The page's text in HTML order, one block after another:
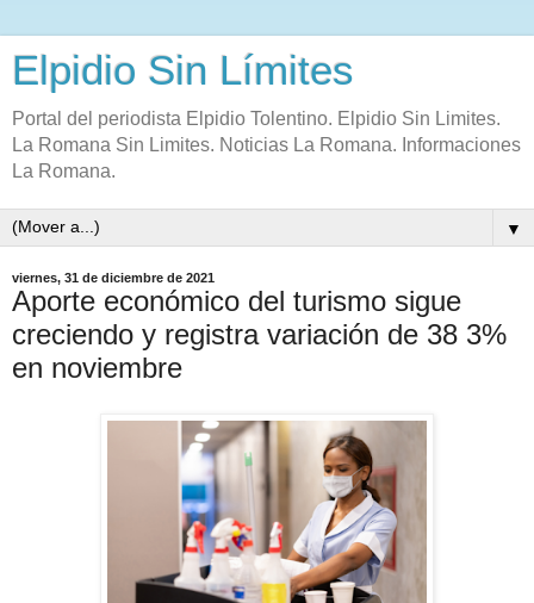
Elpidio Sin Límites
Portal del periodista Elpidio Tolentino. Elpidio Sin Limites.
La Romana Sin Limites. Noticias La Romana. Informaciones
La Romana.
▼
viernes, 31 de diciembre de 2021
Aporte económico del turismo sigue
creciendo y registra variación de 38 3%
en noviembre